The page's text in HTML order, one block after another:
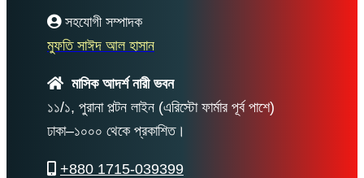
সহযোগী সম্পাদক
মুফতি সাঈদ আল হাসান
মাসিক আদর্শ নারী ভবন
১১/১, পুরানা পল্টন লাইন (এরিস্টো ফার্মার পূর্ব পাশে)
ঢাকা–১০০০ থেকে প্রকাশিত।
+880 1715-039399